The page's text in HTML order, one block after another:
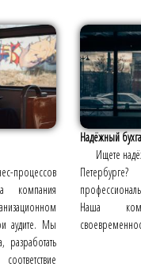
процессов
компания
аудите. Мы
Надёжный
Ищете
Наша